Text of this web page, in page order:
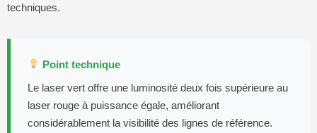
techniques.
Point technique
Le laser vert offre une luminosité deux fois supérieure au
laser rouge à puissance égale, améliorant
considérablement la visibilité des lignes de référence.